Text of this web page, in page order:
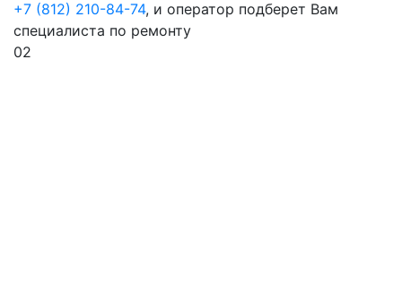
+7 (812) 210-84-74, и оператор подберет Вам
специалиста по ремонту
02